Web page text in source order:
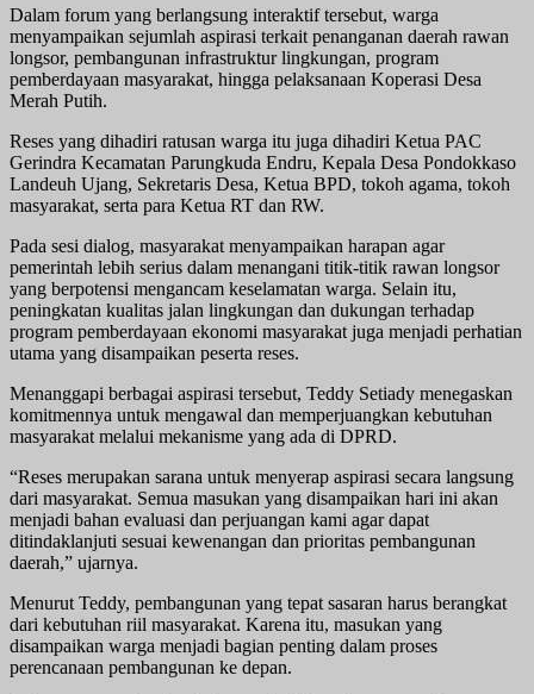
Dalam forum yang berlangsung interaktif tersebut, warga
menyampaikan sejumlah aspirasi terkait penanganan daerah rawan
longsor, pembangunan infrastruktur lingkungan, program
pemberdayaan masyarakat, hingga pelaksanaan Koperasi Desa
Merah Putih.
Reses yang dihadiri ratusan warga itu juga dihadiri Ketua PAC
Gerindra Kecamatan Parungkuda Endru, Kepala Desa Pondokkaso
Landeuh Ujang, Sekretaris Desa, Ketua BPD, tokoh agama, tokoh
masyarakat, serta para Ketua RT dan RW.
Pada sesi dialog, masyarakat menyampaikan harapan agar
pemerintah lebih serius dalam menangani titik-titik rawan longsor
yang berpotensi mengancam keselamatan warga. Selain itu,
peningkatan kualitas jalan lingkungan dan dukungan terhadap
program pemberdayaan ekonomi masyarakat juga menjadi perhatian
utama yang disampaikan peserta reses.
Menanggapi berbagai aspirasi tersebut, Teddy Setiady menegaskan
komitmennya untuk mengawal dan memperjuangkan kebutuhan
masyarakat melalui mekanisme yang ada di DPRD.
“Reses merupakan sarana untuk menyerap aspirasi secara langsung
dari masyarakat. Semua masukan yang disampaikan hari ini akan
menjadi bahan evaluasi dan perjuangan kami agar dapat
ditindaklanjuti sesuai kewenangan dan prioritas pembangunan
daerah,” ujarnya.
Menurut Teddy, pembangunan yang tepat sasaran harus berangkat
dari kebutuhan riil masyarakat. Karena itu, masukan yang
disampaikan warga menjadi bagian penting dalam proses
perencanaan pembangunan ke depan.